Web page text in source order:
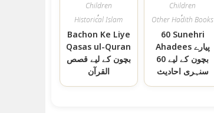
Children
,
Historical Islam
Bachon Ke Liye
Qasas ul-Quran
بچون کے لیے قصص
القرآن
Children
,
Other Hadith Books
60 Sunehri
Ahadees پیارے
بچون کے لیے 60
سنہری احادیث